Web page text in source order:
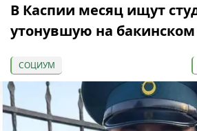
В Каспии месяц ищут
утонувшую на
СОЦИУМ